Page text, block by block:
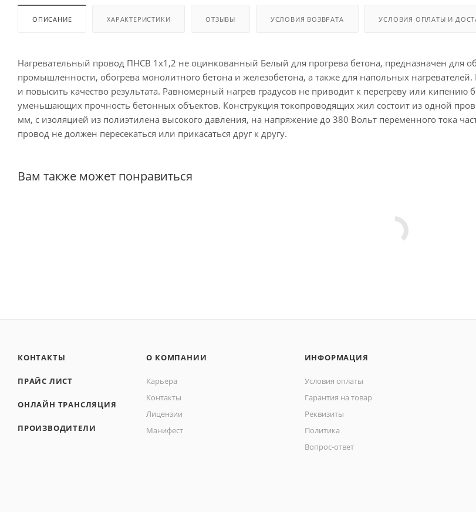
ОПИСАНИЕ ХАРАКТЕРИСТИКИ ОТЗЫВЫ УСЛОВИЯ ВОЗВРАТА УСЛОВИЯ ОПЛАТЫ И
Нагревательный провод ПНСВ 1х1,2 не оцинкованный Белый для прогрева бетона, предназначен для
промышленности, обогрева монолитного бетона и железобетона, а также для напольных
и повысить качество результата. Равномерный нагрев градусов не приводит к перегреву или
уменьшающих прочность бетонных объектов. Конструкция токопроводящих жил состоит из одной
мм, с изоляцией из полиэтилена высокого давления, на напряжение до 380 Вольт переменного тока
провод не должен пересекаться или прикасаться друг к другу.
Вам также может понравиться
КОНТАКТЫ
ПРАЙС ЛИСТ
ОНЛАЙН ТРАНСЛЯЦИЯ
ПРОИЗВОДИТЕЛИ
О КОМПАНИИ
Карьера
Контакты
Лицензии
Манифест
ИНФОРМАЦИЯ
Условия оплаты
Гарантия на товар
Реквизиты
Политика
Вопрос-ответ